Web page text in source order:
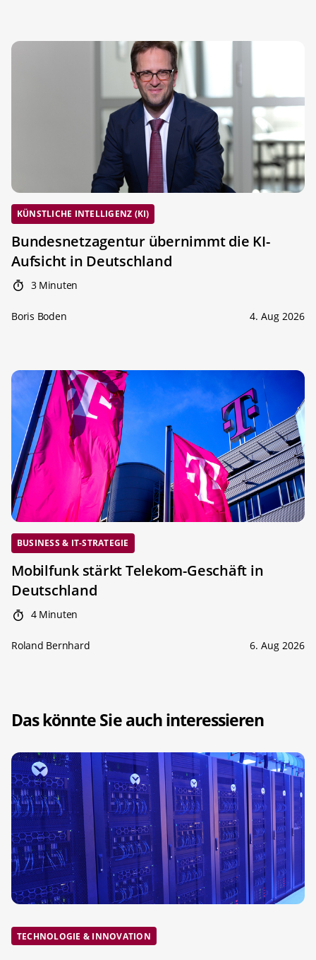
KÜNSTLICHE INTELLIGENZ (KI)
Bundesnetzagentur übernimmt die KI-
Aufsicht in Deutschland
3 Minuten
Boris Boden 4. Aug 2026
BUSINESS & IT-STRATEGIE
Mobilfunk stärkt Telekom-Geschäft in
Deutschland
4 Minuten
Roland Bernhard 6. Aug 2026
Das könnte Sie auch interessieren
TECHNOLOGIE & INNOVATION